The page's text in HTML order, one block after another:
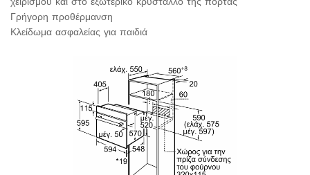
Γρήγορη προθέρμανση
Κλείδωμα ασφαλείας για παιδιά